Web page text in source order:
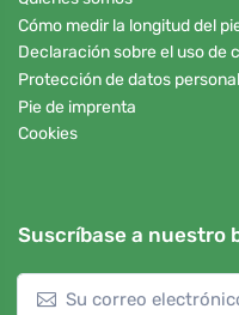
Cómo medir la longitud del
Declaración sobre el uso de
Protección de datos
Pie de imprenta
Cookies
Suscríbase a nuestro